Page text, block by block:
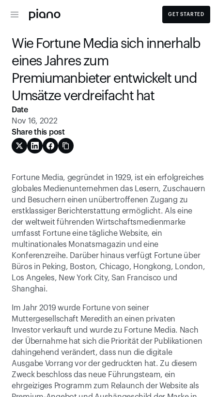
GET STARTED
Wie Fortune Media sich innerhalb
eines Jahres zum
Premiumanbieter entwickelt und
Umsätze verdreifacht hat
Fortune Media, gegründet in 1929, ist ein erfolgreiches
globales Medienunternehmen das Lesern, Zuschauern
und Besuchern einen unübertroffenen Zugang zu
erstklassiger Berichterstattung ermöglicht. Als eine
der weltweit führenden Wirtschaftsmedienmarke
umfasst Fortune eine tägliche Website, ein
multinationales Monatsmagazin und eine
Konferenzreihe. Darüber hinaus verfügt Fortune über
Büros in Peking, Boston, Chicago, Hongkong, London,
Los Angeles, New York City, San Francisco und
Shanghai.
Im Jahr 2019 wurde Fortune von seiner
Muttergesellschaft Meredith an einen privaten
Investor verkauft und wurde zu Fortune Media. Nach
der Übernahme hat sich die Priorität der Publikationen
dahingehend verändert, dass nun die digitale
Ausgabe Vorrang vor der gedruckten hat. Zu diesem
Zweck beschloss das neue Führungsteam, ein
ehrgeiziges Programm zum Relaunch der Website als
Date
Nov 16, 2022
Share this post